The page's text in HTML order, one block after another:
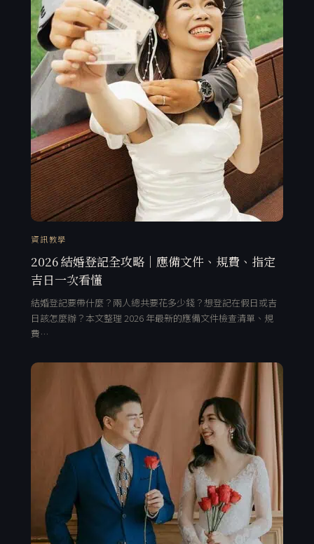
資訊教學
2026 結婚登記全攻略｜應備文件、規費、指定
吉日一次看懂
結婚登記要帶什麼？兩人總共要花多少錢？想登記在假日或吉
日該怎麼辦？本文整理 2026 年最新的應備文件檢查清單、規
費…